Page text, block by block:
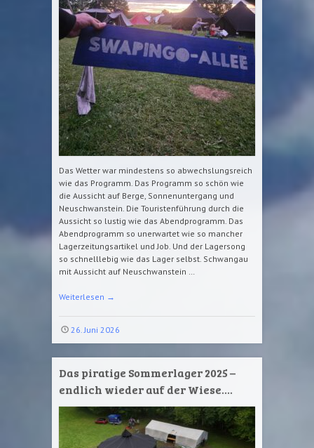
Das Wetter war mindestens so abwechslungsreich
wie das Programm. Das Programm so schön wie
die Aussicht auf Berge, Sonnenuntergang und
Neuschwanstein. Die Touristenführung durch die
Aussicht so lustig wie das Abendprogramm. Das
Abendprogramm so unerwartet wie so mancher
Lagerzeitungsartikel und Job. Und der Lagersong
so schnelllebig wie das Lager selbst. Schwangau
mit Aussicht auf Neuschwanstein …
Weiterlesen →
26. Juni 2026
Das piratige Sommerlager 2025 –
endlich wieder auf der Wiese….